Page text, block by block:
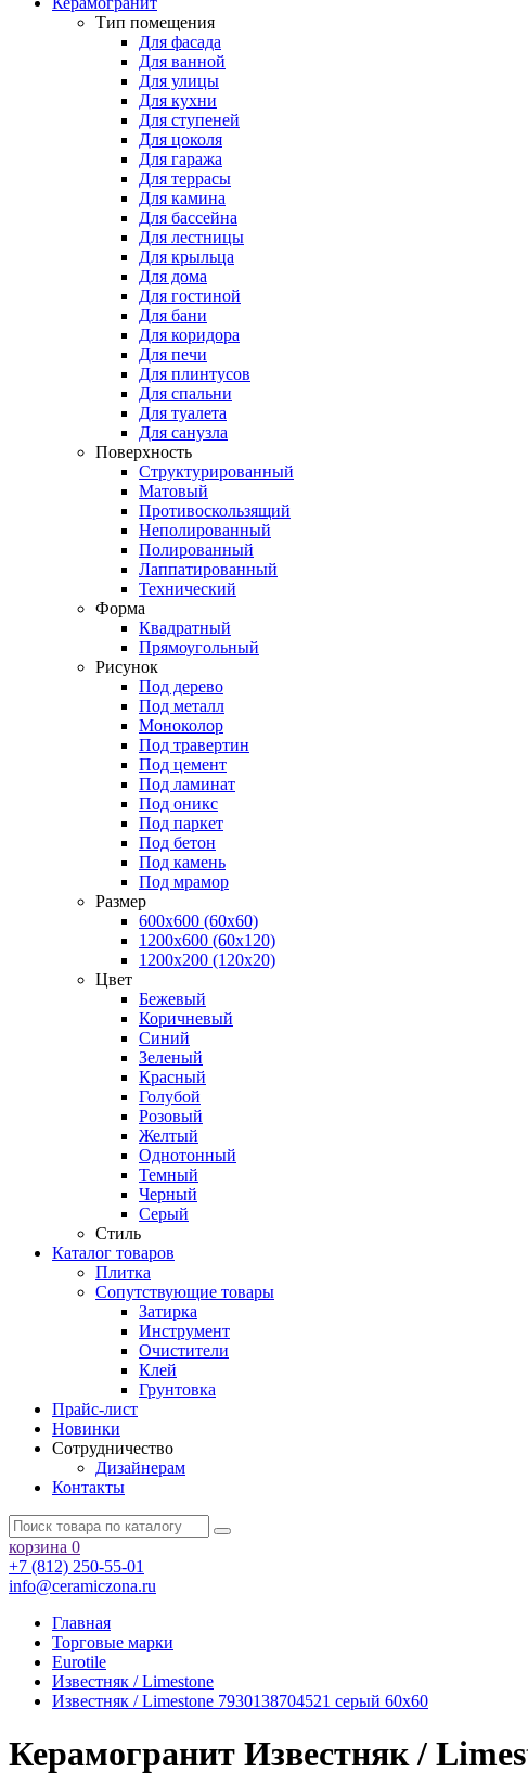
Тип помещения
Для фасада
Для ванной
Для улицы
Для кухни
Для ступеней
Для цоколя
Для гаража
Для террасы
Для камина
Для бассейна
Для лестницы
Для крыльца
Для дома
Для гостиной
Для бани
Для коридора
Для печи
Для плинтусов
Для спальни
Для туалета
Для санузла
Поверхность
Структурированный
Матовый
Противоскользящий
Неполированный
Полированный
Лаппатированный
Технический
Форма
Квадратный
Прямоугольный
Рисунок
Под дерево
Под металл
Моноколор
Под травертин
Под цемент
Под ламинат
Под оникс
Под паркет
Под бетон
Под камень
Под мрамор
Размер
600х600 (60х60)
1200х600 (60х120)
1200х200 (120x20)
Цвет
Бежевый
Коричневый
Синий
Зеленый
Красный
Голубой
Розовый
Желтый
Однотонный
Темный
Черный
Серый
Стиль
Каталог товаров
Плитка
Сопутствующие товары
Затирка
Инструмент
Очистители
Клей
Грунтовка
Прайс-лист
Новинки
Сотрудничество
Дизайнерам
Контакты
корзина 0
+7 (812) 250-55-01
info@ceramiczona.ru
Главная
Торговые марки
Eurotile
Известняк / Limestone
Известняк / Limestone 7930138704521 серый 60x60
Керамогранит Известняк /